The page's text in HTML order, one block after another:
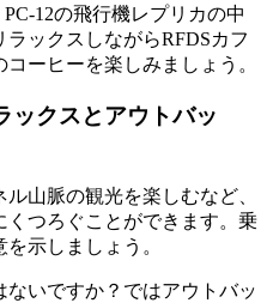
12の飛行機レプリカの中
ックスしながらRFDSカフ
ーヒーを楽しみましょう。
ックスとアウトバッ
山脈の観光を楽しむなど、
つろぐことができます。乗
示しましょう。
いですか？ではアウトバッ